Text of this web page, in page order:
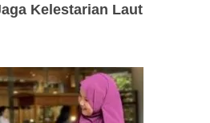
Kelestarian Laut